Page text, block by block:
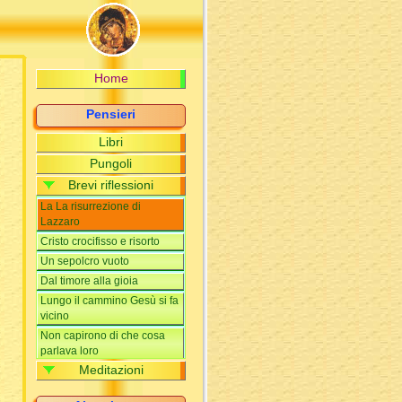
Home
Pensieri
Libri
Pungoli
Brevi riflessioni
A Cafarnao
Gesù salì sul monte
Sale e luce
Sono venuto a dare
compimento
Fu detto, ma io vi dico
Le tentazioni di Gesù
Gesù trasfigurato
Dammi da bere
Il cieco nato
La La risurrezione di
Lazzaro
Cristo crocifisso e risorto
Un sepolcro vuoto
Dal timore alla gioia
Lungo il cammino Gesù si fa
vicino
Non capirono di che cosa
parlava loro
Non sia turbato il vostro
Meditazioni